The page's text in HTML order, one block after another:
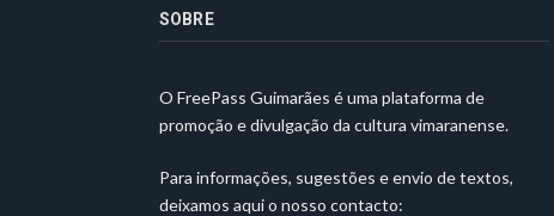
SOBRE
O FreePass Guimarães é uma plataforma de
promoção e divulgação da cultura vimaranense.
Para informações, sugestões e envio de textos,
deixamos aqui o nosso contacto: